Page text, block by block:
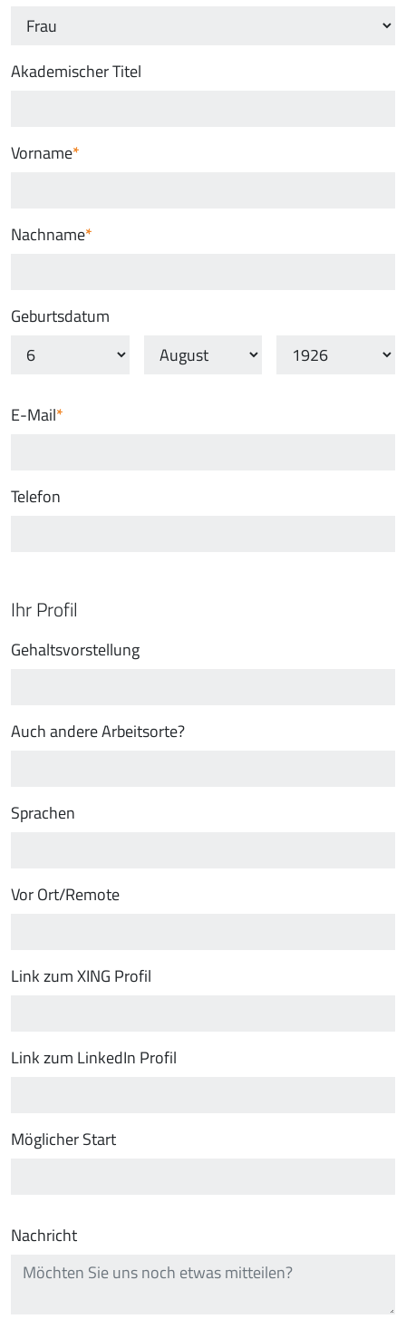
Akademischer Titel
Vorname
Nachname
Geburtsdatum
E-Mail
Telefon
Ihr Profil
Gehaltsvorstellung
Auch andere Arbeitsorte?
Sprachen
Vor Ort/Remote
Link zum XING Profil
Link zum LinkedIn Profil
Möglicher Start
Nachricht